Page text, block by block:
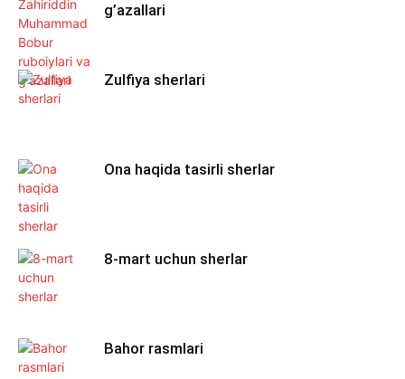
g’azallari
Zulfiya sherlari
Ona haqida tasirli sherlar
8-mart uchun sherlar
Bahor rasmlari